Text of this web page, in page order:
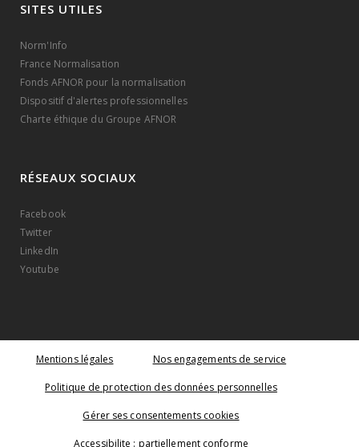
SITES UTILES
Norm'Info
France Normalisation
Fonds AFNOR pour la normalisation
Dispositif d'alertes professionnelles
Charte éthique du Groupe AFNOR
RÉSEAUX SOCIAUX
Facebook
Twitter
LinkedIn
Youtube
Mentions légales Nos engagements de service
Politique de protection des données personnelles
Gérer ses consentements cookies
Accessibilite : partiellement conforme